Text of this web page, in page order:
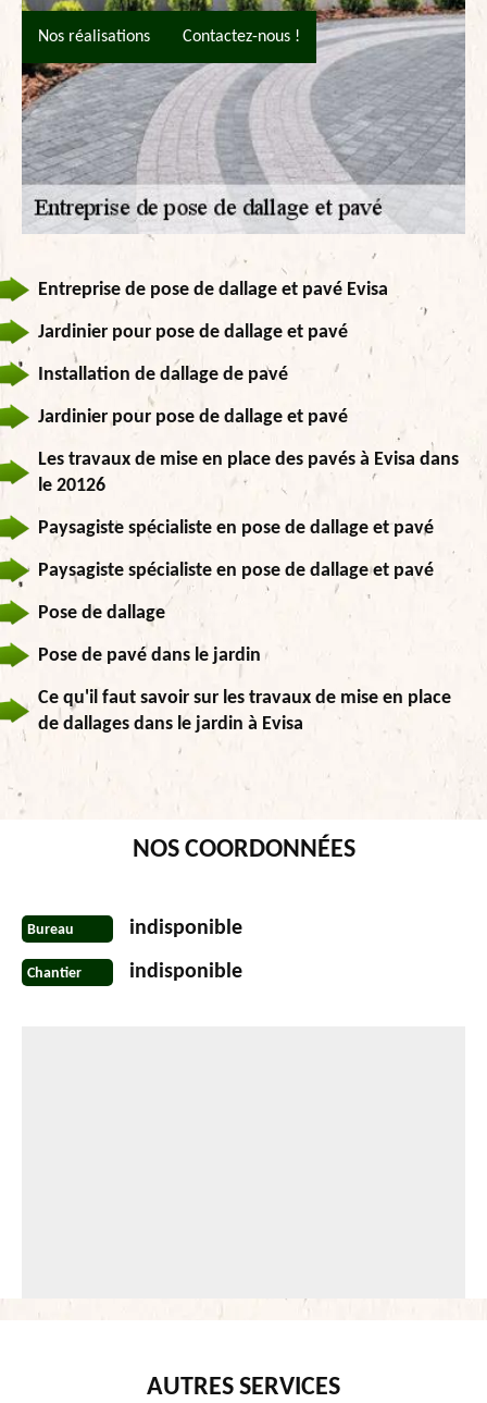
Nos réalisations Contactez-nous !
Entreprise de pose de dallage et pavé Evisa
Jardinier pour pose de dallage et pavé
Installation de dallage de pavé
Jardinier pour pose de dallage et pavé
Les travaux de mise en place des pavés à Evisa dans
le 20126
Paysagiste spécialiste en pose de dallage et pavé
Paysagiste spécialiste en pose de dallage et pavé
Pose de dallage
Pose de pavé dans le jardin
Ce qu'il faut savoir sur les travaux de mise en place
de dallages dans le jardin à Evisa
NOS COORDONNÉES
Bureau indisponible
Chantier indisponible
AUTRES SERVICES